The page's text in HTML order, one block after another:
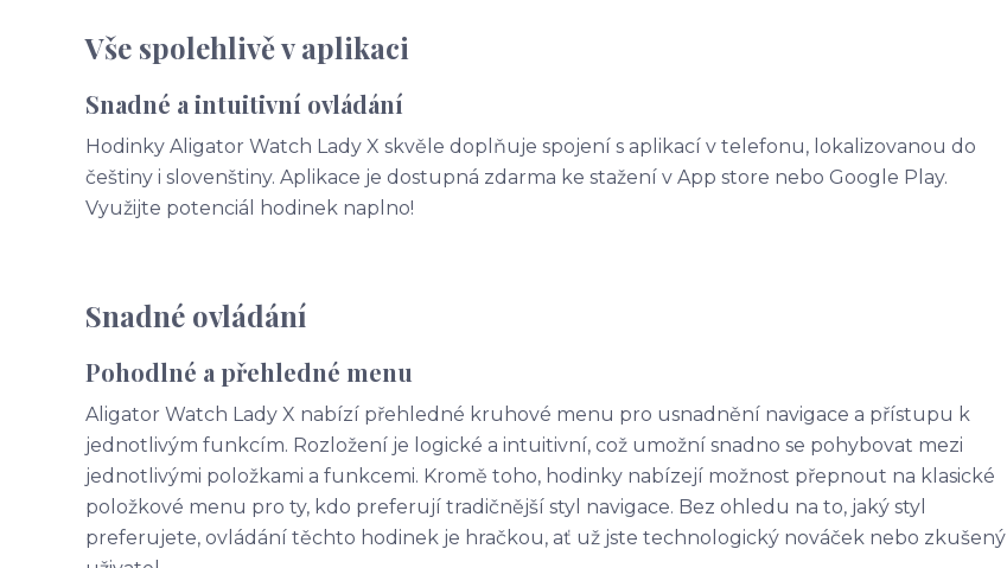
Vše spolehlivě v aplikaci
Snadné a intuitivní ovládání
Hodinky Aligator Watch Lady X skvěle doplňuje spojení s aplikací v telefonu, lokalizovanou do
češtiny i slovenštiny. Aplikace je dostupná zdarma ke stažení v App store nebo Google Play.
Využijte potenciál hodinek naplno!
Snadné ovládání
Pohodlné a přehledné menu
Aligator Watch Lady X nabízí přehledné kruhové menu pro usnadnění navigace a přístupu k
jednotlivým funkcím. Rozložení je logické a intuitivní, což umožní snadno se pohybovat mezi
jednotlivými položkami a funkcemi. Kromě toho, hodinky nabízejí možnost přepnout na klasické
položkové menu pro ty, kdo preferují tradičnější styl navigace. Bez ohledu na to, jaký styl
preferujete, ovládání těchto hodinek je hračkou, ať už jste technologický nováček nebo zkušený